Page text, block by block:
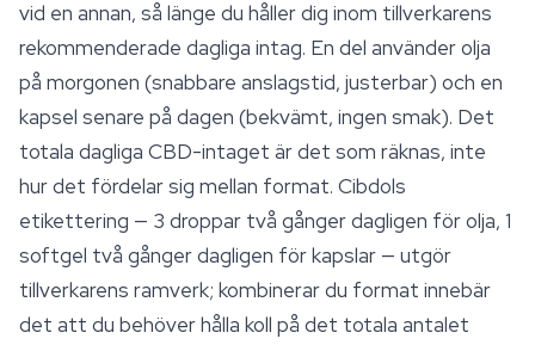
vid en annan, så länge du håller dig inom tillverkarens
rekommenderade dagliga intag. En del använder olja
på morgonen (snabbare anslagstid, justerbar) och en
kapsel senare på dagen (bekvämt, ingen smak). Det
totala dagliga CBD-intaget är det som räknas, inte
hur det fördelar sig mellan format. Cibdols
etikettering — 3 droppar två gånger dagligen för olja, 1
softgel två gånger dagligen för kapslar — utgör
tillverkarens ramverk; kombinerar du format innebär
det att du behöver hålla koll på det totala antalet